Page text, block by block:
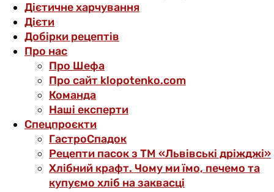
Дієтичне харчування
Дієти
Добірки рецептів
Про нас
Про Шефа
Про сайт klopotenko.com
Команда
Наші експерти
Спецпроєкти
ГастроСпадок
Рецепти пасок з ТМ «Львівські дріжджі»
Хлібний крафт. Чому ми їмо, печемо та
купуємо хліб на заквасці